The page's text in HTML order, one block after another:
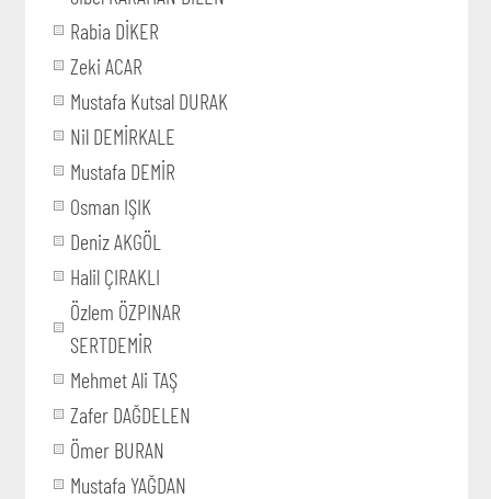
Rabia DİKER
Zeki ACAR
Mustafa Kutsal DURAK
Nil DEMİRKALE
Mustafa DEMİR
Osman IŞIK
Deniz AKGÖL
Halil ÇIRAKLI
Özlem ÖZPINAR
SERTDEMİR
Mehmet Ali TAŞ
Zafer DAĞDELEN
Ömer BURAN
Mustafa YAĞDAN